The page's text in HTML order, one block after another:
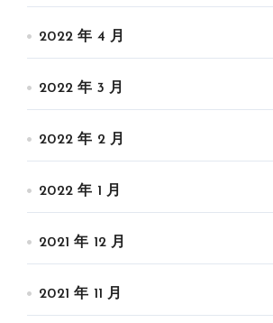
2022 年 4 月
2022 年 3 月
2022 年 2 月
2022 年 1 月
2021 年 12 月
2021 年 11 月